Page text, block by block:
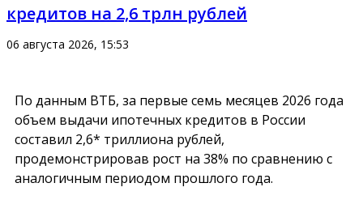
кредитов на 2,6 трлн рублей
06 августа 2026, 15:53
По данным ВТБ, за первые семь месяцев 2026 года
объем выдачи ипотечных кредитов в России
составил 2,6* триллиона рублей,
продемонстрировав рост на 38% по сравнению с
аналогичным периодом прошлого года.